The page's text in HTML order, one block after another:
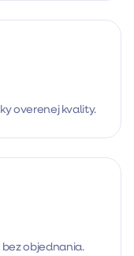
overenej kvality.
objednania.